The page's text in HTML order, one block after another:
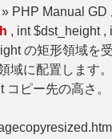
PHP Manual
, int $dst_height ,
の矩形領域を
域に配置します
コピー先の高さ